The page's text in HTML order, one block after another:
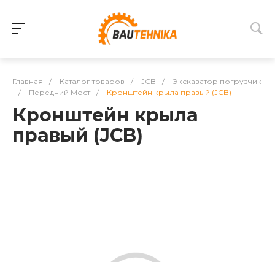
Главная / Каталог товаров / JCB /
Экскаватор погрузчик
/
Передний Мост / Кронштейн крыла правый (JCB)
Кронштейн крыла
правый (JCB)